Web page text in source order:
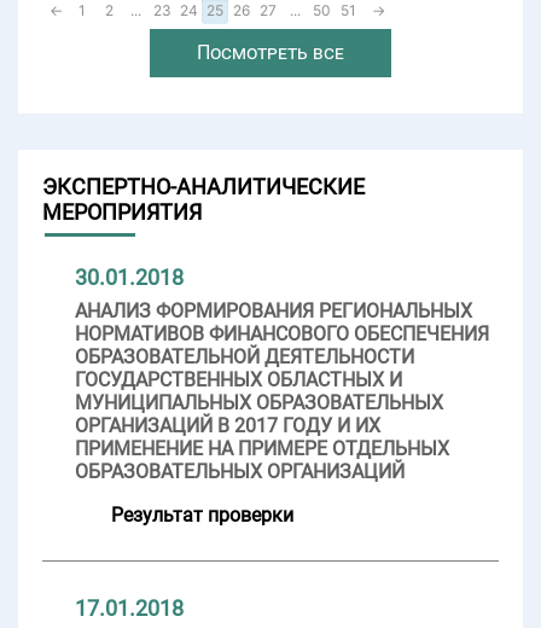
← 1 2 ... 23 24 25 26 27 ... 50 51 →
Посмотреть все
ЭКСПЕРТНО-АНАЛИТИЧЕСКИЕ
МЕРОПРИЯТИЯ
30.01.2018
АНАЛИЗ ФОРМИРОВАНИЯ РЕГИОНАЛЬНЫХ
НОРМАТИВОВ ФИНАНСОВОГО ОБЕСПЕЧЕНИЯ
ОБРАЗОВАТЕЛЬНОЙ ДЕЯТЕЛЬНОСТИ
ГОСУДАРСТВЕННЫХ ОБЛАСТНЫХ И
МУНИЦИПАЛЬНЫХ ОБРАЗОВАТЕЛЬНЫХ
ОРГАНИЗАЦИЙ В 2017 ГОДУ И ИХ
ПРИМЕНЕНИЕ НА ПРИМЕРЕ ОТДЕЛЬНЫХ
ОБРАЗОВАТЕЛЬНЫХ ОРГАНИЗАЦИЙ
Результат проверки
17.01.2018